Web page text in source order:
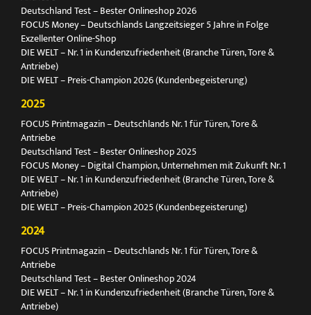
Deutschland Test – Bester Onlineshop 2026
FOCUS Money – Deutschlands Langzeitsieger 5 Jahre in Folge
Exzellenter Online-Shop
DIE WELT – Nr. 1 in Kundenzufriedenheit (Branche Türen, Tore &
Antriebe)
DIE WELT – Preis-Champion 2026 (Kundenbegeisterung)
2025
FOCUS Printmagazin – Deutschlands Nr. 1 für Türen, Tore &
Antriebe
Deutschland Test – Bester Onlineshop 2025
FOCUS Money – Digital Champion, Unternehmen mit Zukunft Nr. 1
DIE WELT – Nr. 1 in Kundenzufriedenheit (Branche Türen, Tore &
Antriebe)
DIE WELT – Preis-Champion 2025 (Kundenbegeisterung)
2024
FOCUS Printmagazin – Deutschlands Nr. 1 für Türen, Tore &
Antriebe
Deutschland Test – Bester Onlineshop 2024
DIE WELT – Nr. 1 in Kundenzufriedenheit (Branche Türen, Tore &
Antriebe)